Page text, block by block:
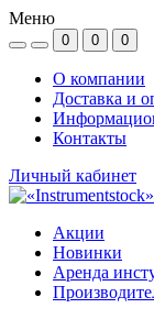
Меню
0 0 0
О компании
Доставка и
Контакты
Личный кабинет
Акции
Новинки
Аренда